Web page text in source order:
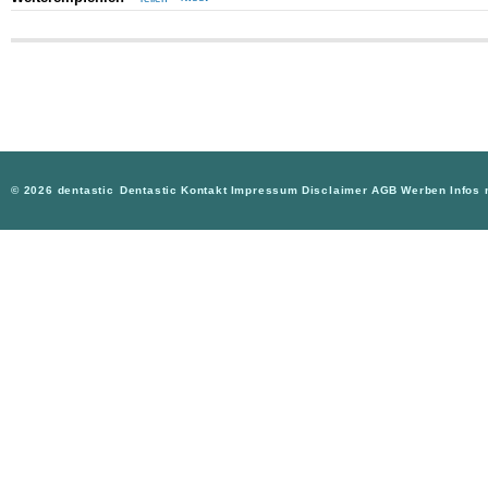
© 2026 dentastic Dentastic Kontakt Impressum Disclaimer AGB Werben Infos